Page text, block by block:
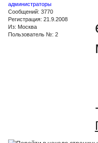
администраторы
Сообщений: 3770
Регистрация: 21.9.2008
Из: Москва
Пользователь №: 2